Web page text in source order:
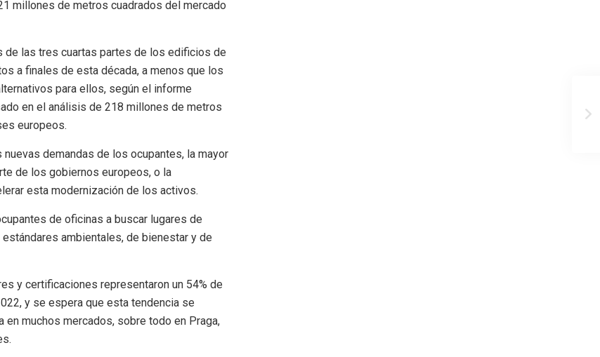
millones de metros cuadrados del mercado
de las tres cuartas partes de los edificios de
a finales de esta década, a menos que los
para ellos, según el informe
en el análisis de 218 millones de metros
europeos.
demandas de los ocupantes, la mayor
de los gobiernos europeos, o la
esta modernización de los activos.
de oficinas a buscar lugares de
ambientales, de bienestar y de
y certificaciones representaron un 54% de
y se espera que esta tendencia se
muchos mercados, sobre todo en Praga,